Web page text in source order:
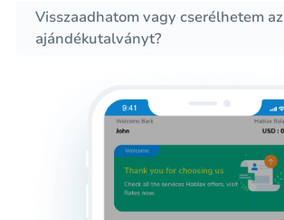
Visszaadhatom vagy cserélhetem az
ajándékutalványt?